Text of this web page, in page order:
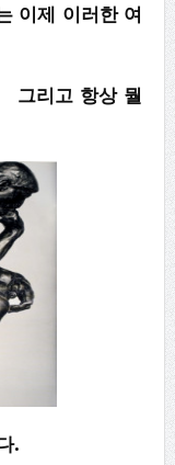
이제 이러한 여
그리고 항상 뭘
.